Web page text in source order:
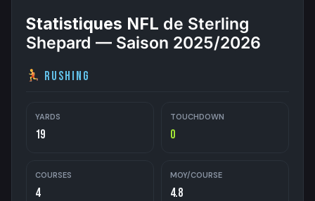
Statistiques NFL de Sterling
Shepard — Saison 2025/2026
Rushing
YARDS
19
TOUCHDOWN
0
COURSES
4
MOY/COURSE
4.8